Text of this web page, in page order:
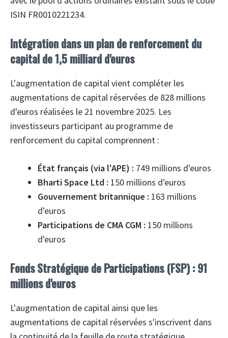
ISIN FR0010221234.
Intégration dans un plan de renforcement du
capital de 1,5 milliard d'euros
L'augmentation de capital vient compléter les
augmentations de capital réservées de 828 millions
d'euros réalisées le 21 novembre 2025. Les
investisseurs participant au programme de
renforcement du capital comprennent :
État français (via l'APE) : 749 millions d'euros
Bharti Space Ltd : 150 millions d'euros
Gouvernement britannique : 163 millions
d'euros
Participations de CMA CGM : 150 millions
d'euros
Fonds Stratégique de Participations (FSP) : 91
millions d'euros
L'augmentation de capital ainsi que les
augmentations de capital réservées s'inscrivent dans